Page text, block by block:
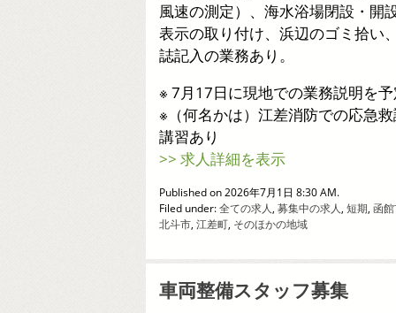
風速の測定）、海水浴場閉設・開
表示の取り付け、浜辺のゴミ拾い
誌記入の業務あり。
※ 7月17日に現地での業務説明を
※（何名かは）江差消防での応急
講習あり
>> 求人詳細を表示
Published on 2026年7月1日 8:30 AM.
Filed under:全ての求人, 募集中の求人, 短期, 函
北斗市, 江差町, そのほかの地域
車両整備スタッフ募集